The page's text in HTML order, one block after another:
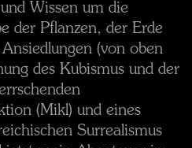
Wissen um die
der Pflanzen, der Erde
(von oben
des Kubismus und der
(Mikl) und eines
Surrealismus